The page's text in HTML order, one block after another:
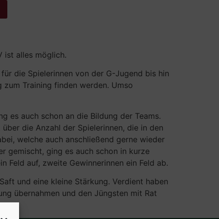
ist alles möglich.
die Spielerinnen von der G-Jugend bis hin
Training finden werden. Umso
es auch schon an die Bildung der Teams.
die Anzahl der Spielerinnen, die in den
welche auch anschließend gerne wieder
gemischt, ging es auch schon in kurze
Feld auf, zweite Gewinnerinnen ein Feld ab.
und eine kleine Stärkung. Verdient haben
übernahmen und den Jüngsten mit Rat